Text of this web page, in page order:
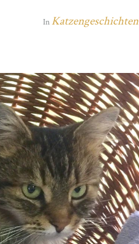
In Katzengeschichten